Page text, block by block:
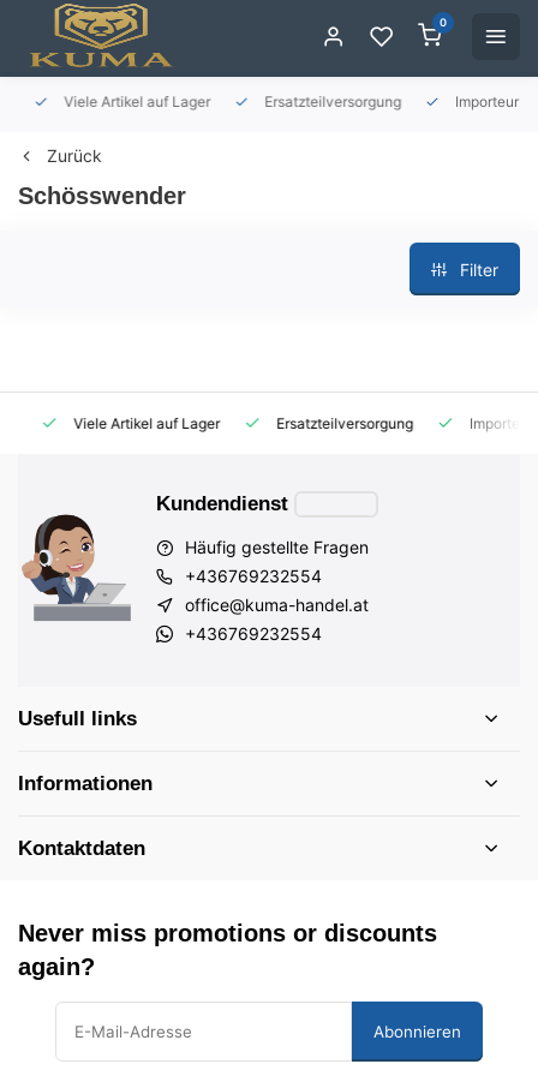
0
Viele Artikel auf Lager Ersatzteilversorgung Importeur für
Zurück
Schösswender
Filter
Viele Artikel auf Lager Ersatzteilversorgung Importeur für
Kundendienst
Häufig gestellte Fragen
+436769232554
office@kuma-handel.at
+436769232554
Usefull links
Informationen
Kontaktdaten
Never miss promotions or discounts
again?
Abonnieren